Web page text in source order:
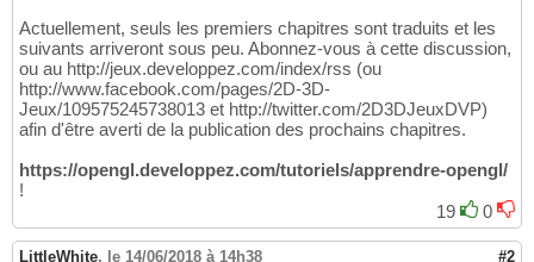
Actuellement, seuls les premiers chapitres sont traduits et les
suivants arriveront sous peu. Abonnez-vous à cette discussion,
ou au http://jeux.developpez.com/index/rss (ou
http://www.facebook.com/pages/2D-3D-
Jeux/109575245738013 et http://twitter.com/2D3DJeuxDVP)
afin d'être averti de la publication des prochains chapitres.
https://opengl.developpez.com/tutoriels/apprendre-opengl/
!
19
0
LittleWhite, le 14/06/2018 à 14h38 #2